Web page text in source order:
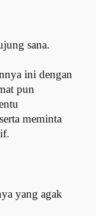
sana.
ini dengan
pun
meminta
yang agak